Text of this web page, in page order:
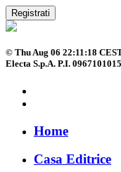
Registrati
© Thu Aug 06 22:11:18
Electa S.p.A. P.I.
Home
Casa Editrice